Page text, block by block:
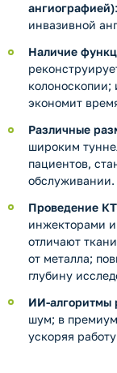
ангиографией)
инвазивной
Наличие
колоноскопии;
экономит
Различные
широким
пациентов,
обслуживании.
Проведение
инжекторами и
отличают
от металла;
глубину
ИИ-алгоритмы
шум; в
ускоряя